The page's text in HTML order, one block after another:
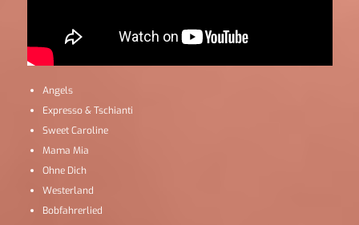
Angels
Expresso & Tschianti
Sweet Caroline
Mama Mia
Ohne Dich
Westerland
Bobfahrerlied